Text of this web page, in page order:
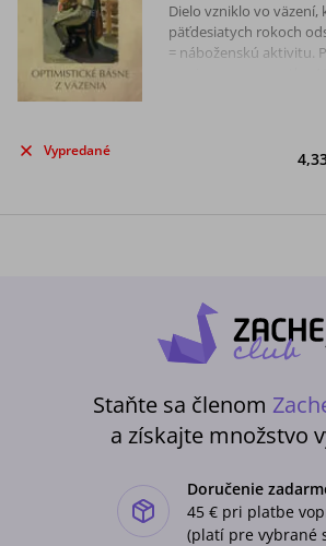
Dielo vzniklo vo väzení,
päťdesiatych rokoch
= náboženskú aktivitu.
samizdatom až po
Vypredané
Staňte sa členom
a získajte množstvo
Doručenie
45 € pri platbe
(platí pre vybrané